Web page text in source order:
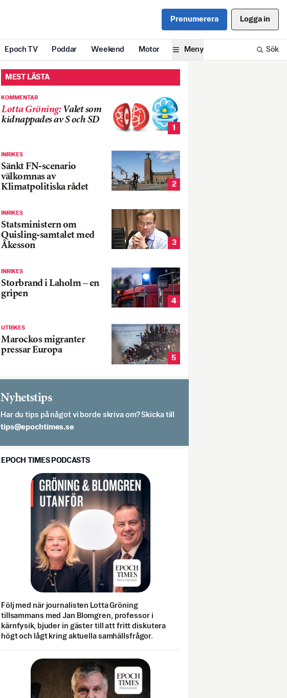
Prenumerera Logga in
Epoch TV Poddar Weekend Motor Meny Sök
MEST LÄSTA
KOMMENTAR
Lotta Gröning: Valet som
kidnappades av S och SD
1
INRIKES
Sänkt FN-scenario
välkomnas av
Klimatpolitiska rådet
2
INRIKES
Statsministern om
Quisling-samtalet med
Åkesson
3
INRIKES
Storbrand i Laholm – en
gripen
4
UTRIKES
Marockos migranter
pressar Europa
5
Nyhetstips
Har du tips på något vi borde skriva om? Skicka till
es.semithcope@spit
EPOCH TIMES PODCASTS
Följ med när journalisten Lotta Gröning
tillsammans med Jan Blomgren, professor i
kärnfysik, bjuder in gäster till att fritt diskutera
högt och lågt kring aktuella samhällsfrågor.